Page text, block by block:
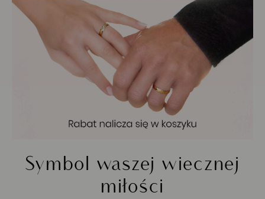
Symbol waszej wiecznej
miłości